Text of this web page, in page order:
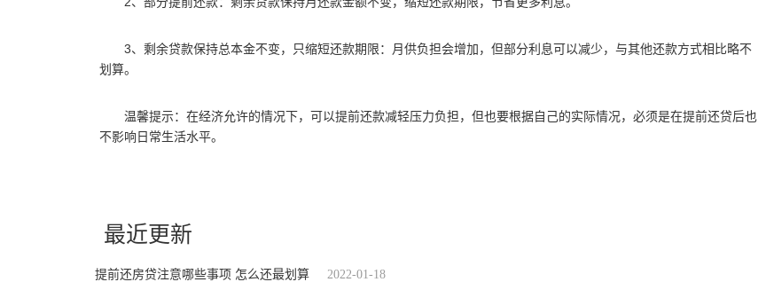
3、剩余贷款保持总本金不变，只缩短还款期限：月供负担会增加，但部分利息可以减少，与其他还款方式相比略不
划算。
温馨提示：在经济允许的情况下，可以提前还款减轻压力负担，但也要根据自己的实际情况，必须是在提前还贷后也
不影响日常生活水平。
最近更新
提前还房贷注意哪些事项 怎么还最划算
2022-01-18